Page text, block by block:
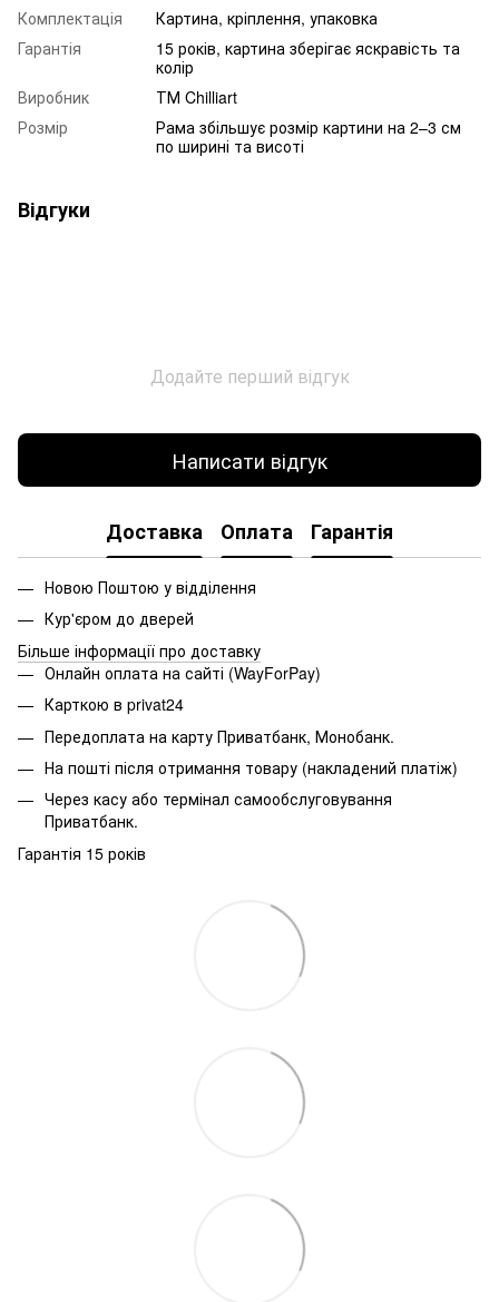
Комплектація
Картина, кріплення, упаковка
Гарантія
15 років, картина зберігає яскравість та
колір
Виробник
ТМ Chilliart
Розмір
Рама збільшує розмір картини на 2–3 см
по ширині та висоті
Відгуки
Додайте перший відгук
Написати відгук
Доставка Оплата Гарантія
Новою Поштою у відділення
Кур'єром до дверей
Більше інформації про доставку
Онлайн оплата на сайті (WayForPay)
Карткою в privat24
Передоплата на карту Приватбанк, Монобанк.
На пошті після отримання товару (накладений платіж)
Через касу або термінал самообслуговування
Приватбанк.
Гарантія 15 років